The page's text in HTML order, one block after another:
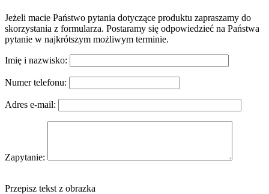
Jeżeli macie Państwo pytania dotyczące produktu zapraszamy do
skorzystania z formularza. Postaramy się odpowiedzieć na Państwa
pytanie w najkrótszym możliwym terminie.
Imię i nazwisko:
Numer telefonu:
Adres e-mail:
Zapytanie:
Przepisz tekst z obrazka